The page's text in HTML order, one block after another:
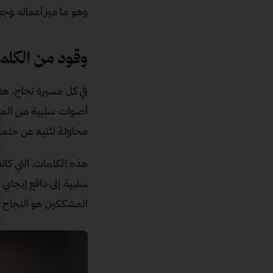
وهو ما ميز أعماله
وقود من
في كل مسيرة نجاح،
أصوات سلبية من
محاولة لثنيه عن حلمه
هذه الكلمات، التي
سلبية إلى دافع
المشككين هو